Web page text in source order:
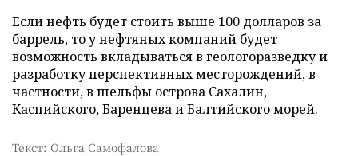
Если нефть будет стоить выше 100 долларов за
баррель, то у нефтяных компаний будет
возможность вкладываться в геологоразведку и
разработку перспективных месторождений, в
частности, в шельфы острова Сахалин,
Каспийского, Баренцева и Балтийского морей.
Текст: Ольга Самофалова